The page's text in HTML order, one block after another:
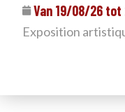
Van 19/08/26
Exposition